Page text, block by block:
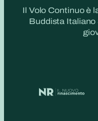
Il Volo Continuo è
Buddista Italiano